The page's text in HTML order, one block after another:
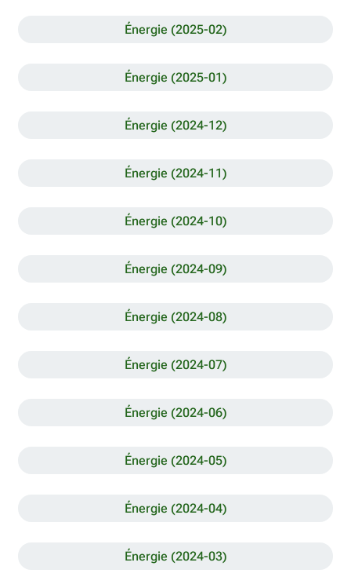
Énergie (2025-02)
Énergie (2025-01)
Énergie (2024-12)
Énergie (2024-11)
Énergie (2024-10)
Énergie (2024-09)
Énergie (2024-08)
Énergie (2024-07)
Énergie (2024-06)
Énergie (2024-05)
Énergie (2024-04)
Énergie (2024-03)